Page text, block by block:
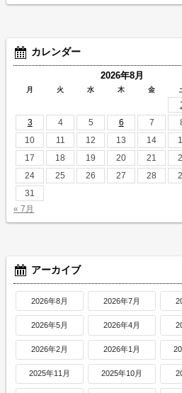
カレンダー
2026年8月
月 火 水 木 金
3
4 5 6 7
10
11 12 13 14
17
18 19 20 21
24
25 26 27 28
31
« 7月
アーカイブ
2026年8月 2026年7月
2026年5月 2026年4月
2026年2月 2026年1月
2025年11月 2025年10月